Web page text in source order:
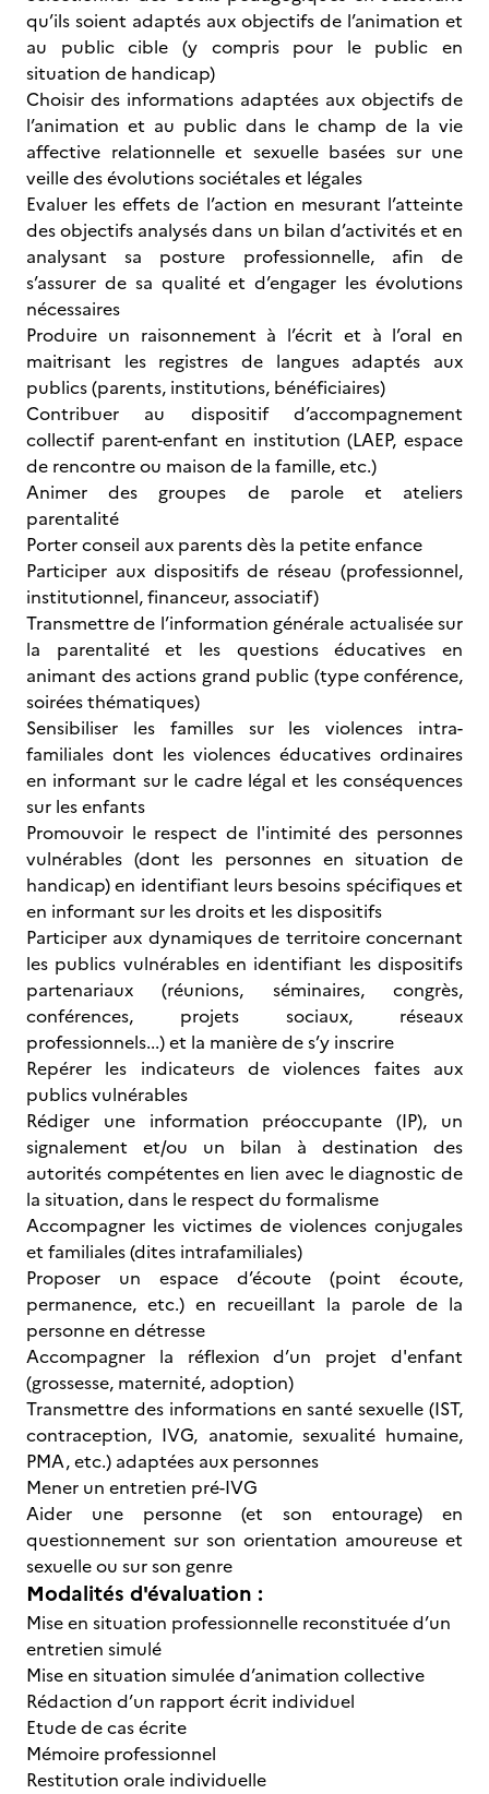
qu’ils soient adaptés aux objectifs de l’animation et
au public cible (y compris pour le public en
situation de handicap)
Choisir des informations adaptées aux objectifs de
l’animation et au public dans le champ de la vie
affective relationnelle et sexuelle basées sur une
veille des évolutions sociétales et légales
Evaluer les effets de l’action en mesurant l’atteinte
des objectifs analysés dans un bilan d’activités et en
analysant sa posture professionnelle, afin de
s’assurer de sa qualité et d’engager les évolutions
nécessaires
Produire un raisonnement à l’écrit et à l’oral en
maitrisant les registres de langues adaptés aux
publics (parents, institutions, bénéficiaires)
Contribuer au dispositif d’accompagnement
collectif parent-enfant en institution (LAEP, espace
de rencontre ou maison de la famille, etc.)
Animer des groupes de parole et ateliers
parentalité
Porter conseil aux parents dès la petite enfance
Participer aux dispositifs de réseau (professionnel,
institutionnel, financeur, associatif)
Transmettre de l’information générale actualisée sur
la parentalité et les questions éducatives en
animant des actions grand public (type conférence,
soirées thématiques)
Sensibiliser les familles sur les violences intra-
familiales dont les violences éducatives ordinaires
en informant sur le cadre légal et les conséquences
sur les enfants
Promouvoir le respect de l'intimité des personnes
vulnérables (dont les personnes en situation de
handicap) en identifiant leurs besoins spécifiques et
en informant sur les droits et les dispositifs
Participer aux dynamiques de territoire concernant
les publics vulnérables en identifiant les dispositifs
partenariaux (réunions, séminaires, congrès,
conférences, projets sociaux, réseaux
professionnels...) et la manière de s’y inscrire
Repérer les indicateurs de violences faites aux
publics vulnérables
Rédiger une information préoccupante (IP), un
signalement et/ou un bilan à destination des
autorités compétentes en lien avec le diagnostic de
la situation, dans le respect du formalisme
Accompagner les victimes de violences conjugales
et familiales (dites intrafamiliales)
Proposer un espace d’écoute (point écoute,
permanence, etc.) en recueillant la parole de la
personne en détresse
Accompagner la réflexion d’un projet d'enfant
(grossesse, maternité, adoption)
Transmettre des informations en santé sexuelle (IST,
contraception, IVG, anatomie, sexualité humaine,
PMA, etc.) adaptées aux personnes
Mener un entretien pré-IVG
Aider une personne (et son entourage) en
questionnement sur son orientation amoureuse et
sexuelle ou sur son genre
Modalités d'évaluation :
Mise en situation professionnelle reconstituée d’un
entretien simulé
Mise en situation simulée d’animation collective
Rédaction d’un rapport écrit individuel
Etude de cas écrite
Mémoire professionnel
Restitution orale individuelle